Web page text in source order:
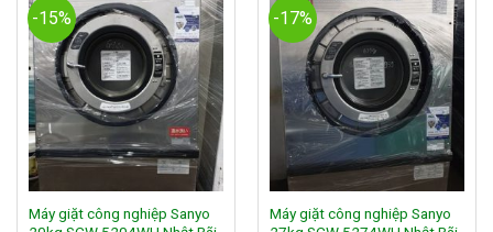
-15%
Máy giặt công nghiệp Sanyo
-17%
Máy giặt công nghiệp Sanyo